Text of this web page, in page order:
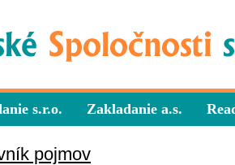
s.r.o. Zakladanie a.s.
pojmov